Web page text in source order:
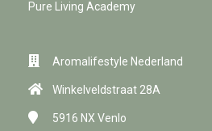
Pure Living Academy
Aromalifestyle Nederland
Winkelveldstraat 28A
5916 NX Venlo